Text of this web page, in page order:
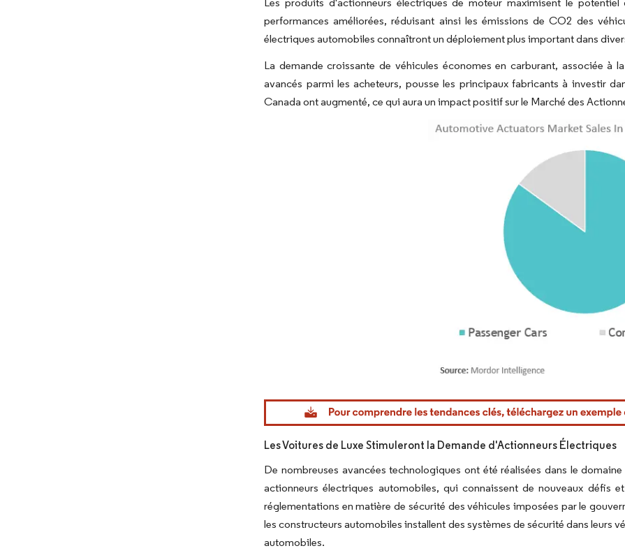
performances améliorées, réduisant ainsi les émissions de CO2 des
électriques automobiles connaîtront un déploiement plus important dans
La demande croissante de véhicules économes en carburant, associée à
avancés parmi les acheteurs, pousse les principaux fabricants à investir
Canada ont augmenté, ce qui aura un impact positif sur le Marché des
Image © Mordor Intelligence. La réutilisation nécessite
Les Voitures de Luxe Stimuleront la Demande d'Actionneurs Électriques
De nombreuses avancées technologiques ont été réalisées dans le
actionneurs électriques automobiles, qui connaissent de nouveaux défis
réglementations en matière de sécurité des véhicules imposées par le
les constructeurs automobiles installent des systèmes de sécurité dans leurs
automobiles.